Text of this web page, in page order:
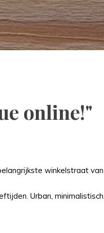
online!"
winkelstraat van
Urban,